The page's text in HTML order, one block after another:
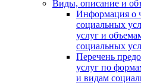
Виды, описание и
Информация о
социальных
услуг и
социальных
Перечень
услуг по
и видам